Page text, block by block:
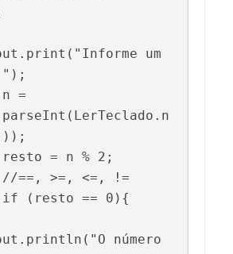
um
");
número